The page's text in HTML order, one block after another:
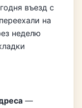
въезд с
на
неделю
—